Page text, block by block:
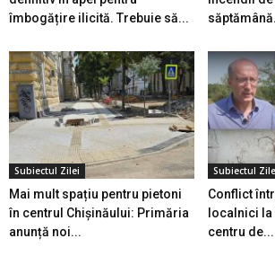
îmbogățire ilicită. Trebuie să...
Subiectul Zilei
Mai mult spațiu pentru pietoni
în centrul Chișinăului: Primăria
anunță noi...
Subiectul
Conflict
localnici la
centru de...